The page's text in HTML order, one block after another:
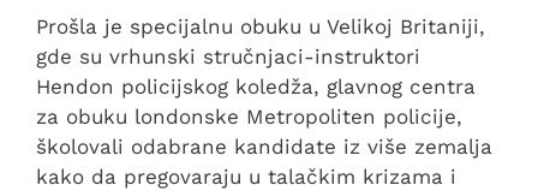
Prošla je specijalnu obuku u Velikoj Britaniji,
gde su vrhunski stručnjaci-instruktori
Hendon policijskog koledža, glavnog centra
za obuku londonske Metropoliten policije,
školovali odabrane kandidate iz više zemalja
kako da pregovaraju u talačkim krizama i